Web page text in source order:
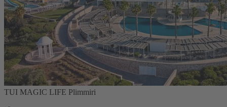
TUI MAGIC LIFE Plimmiri